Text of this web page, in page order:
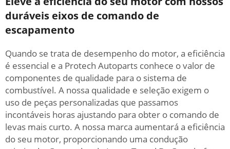
duráveis eixos de comando de
escapamento
Quando se trata de desempenho do motor, a eficiência
é essencial e a Protech Autoparts conhece o valor de
componentes de qualidade para o sistema de
combustível. A nossa qualidade e seleção exigem o
uso de peças personalizadas que passamos
incontáveis horas ajustando para obter o comando de
levas mais curto. A nossa marca aumentará a eficiência
do seu motor, proporcionando uma condução